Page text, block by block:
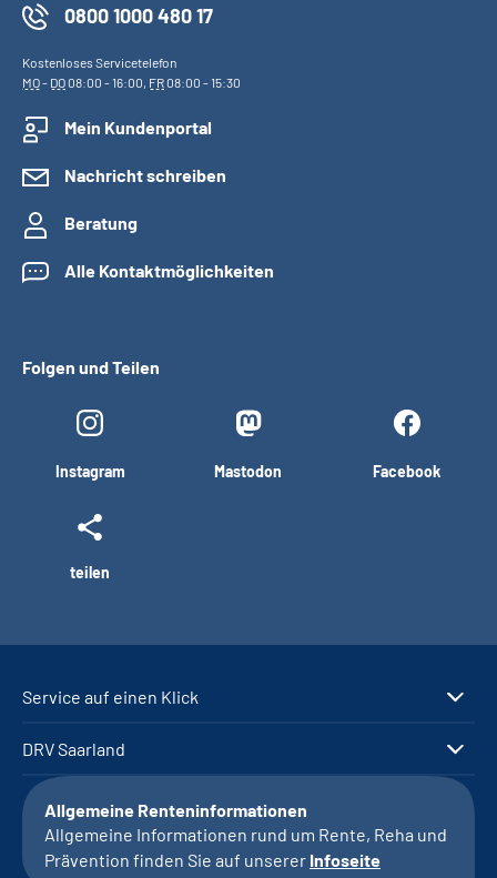
0800 1000 480 17
Kostenloses Servicetelefon
MO- DO08:00 - 16:00, FR08:00 - 15:30
Mein Kundenportal
Nachricht schreiben
Beratung
Alle Kontaktmöglichkeiten
Folgen und Teilen
Instagram Mastodon Facebook
teilen
Service auf einen Klick
DRV Saarland
Allgemeine Renteninformationen
Allgemeine Informationen rund um Rente, Reha und
Prävention finden Sie auf unserer Infoseite